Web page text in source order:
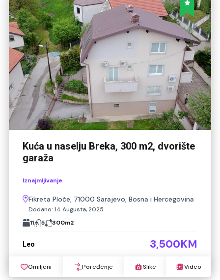
Kuća u naselju Breka, 300 m2, dvorište
garaža
Iznajmljivanje
Fikreta Ploče, 71000 Sarajevo, Bosna i Hercegovina
Dodano: 14 Augusta, 2025
11
5 300m2
Leo 3,500KM
Omiljeni Poređenje Slike Video